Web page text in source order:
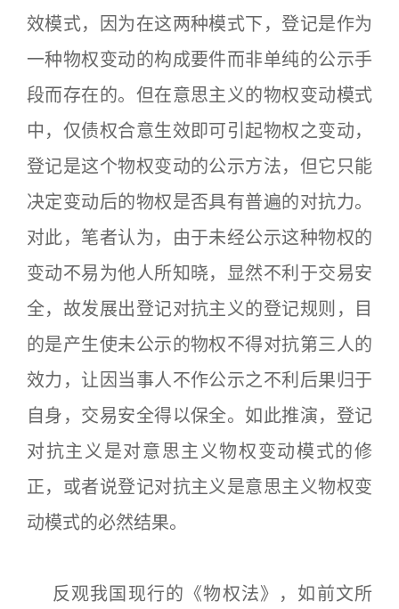
效模式，因为在这两种模式下，登记是作为
一种物权变动的构成要件而非单纯的公示手
段而存在的。但在意思主义的物权变动模式
中，仅债权合意生效即可引起物权之变动，
登记是这个物权变动的公示方法，但它只能
决定变动后的物权是否具有普遍的对抗力。
对此，笔者认为，由于未经公示这种物权的
变动不易为他人所知晓，显然不利于交易安
全，故发展出登记对抗主义的登记规则，目
的是产生使未公示的物权不得对抗第三人的
效力，让因当事人不作公示之不利后果归于
自身，交易安全得以保全。如此推演，登记
对抗主义是对意思主义物权变动模式的修
正，或者说登记对抗主义是意思主义物权变
动模式的必然结果。
反观我国现行的《物权法》，如前文所